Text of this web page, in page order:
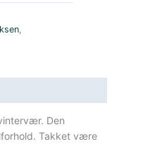
,
Den
Takket være